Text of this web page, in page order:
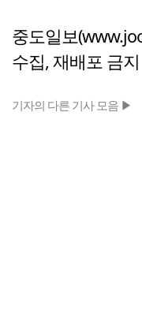
중도일보
수집, 재배포 금지
기자의 다른 기사 모음 ▶